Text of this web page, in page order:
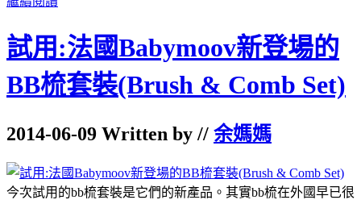
試用:法國Babymoov新登場的
BB梳套裝(Brush & Comb Set)
2014-06-09 Written by // 余媽媽
今次試用的bb梳套裝是它們的新產品。其實bb梳在外國早已很